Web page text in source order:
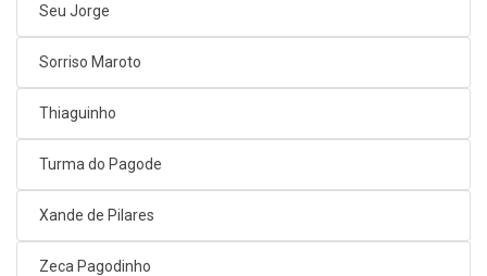
Seu Jorge
Sorriso Maroto
Thiaguinho
Turma do Pagode
Xande de Pilares
Zeca Pagodinho